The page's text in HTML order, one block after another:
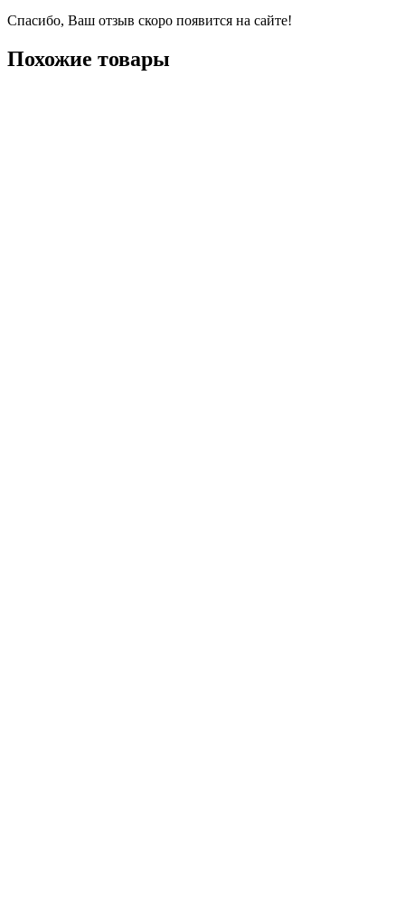
Спасибо, Ваш отзыв скоро появится на сайте!
Похожие товары